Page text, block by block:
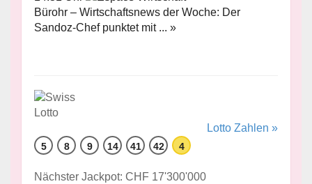
Bürohr – Wirtschaftsnews der Woche: Der
Sandoz-Chef punktet mit ... »
Lotto Zahlen »
5 8 9 14 41 42 4
Nächster Jackpot: CHF 17'300'000